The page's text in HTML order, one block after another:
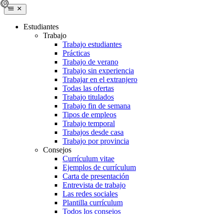
Estudiantes
Trabajo
Trabajo estudiantes
Prácticas
Trabajo de verano
Trabajo sin experiencia
Trabajar en el extranjero
Todas las ofertas
Trabajo titulados
Trabajo fin de semana
Tipos de empleos
Trabajo temporal
Trabajos desde casa
Trabajo por provincia
Consejos
Currículum vitae
Ejemplos de currículum
Carta de presentación
Entrevista de trabajo
Las redes sociales
Plantilla currículum
Todos los consejos